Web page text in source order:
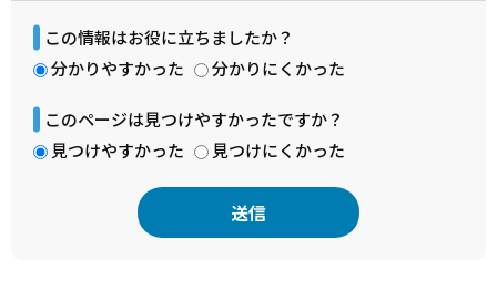
この情報はお役に立ちましたか？
分かりやすかった
分かりにくかった
このページは見つけやすかったですか？
見つけやすかった
見つけにくかった